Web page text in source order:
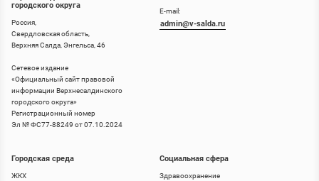
городского округа
Россия,
Свердловская область,
Верхняя Салда, Энгельса, 46
Сетевое издание
«Официальный сайт правовой
информации Верхнесалдинского
городского округа»
Регистрационный номер
Эл № ФС77-88249 от 07.10.2024
Городская среда
ЖКХ
Социальная сфера
Здравоохранение
E-mail:
admin@v-salda.ru